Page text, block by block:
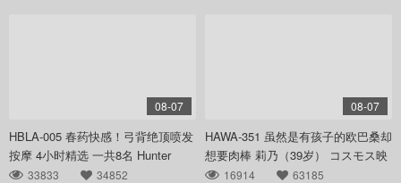
08-07
HBLA-005 春药快感！弓背绝顶喷发
按摩 4小时精选 一共8名 Hunter
33833 34852
08-07
HAWA-351 虽然是有孩子的欧巴桑却
想要肉棒 莉乃（39岁） コスモス映
像 16914 63185